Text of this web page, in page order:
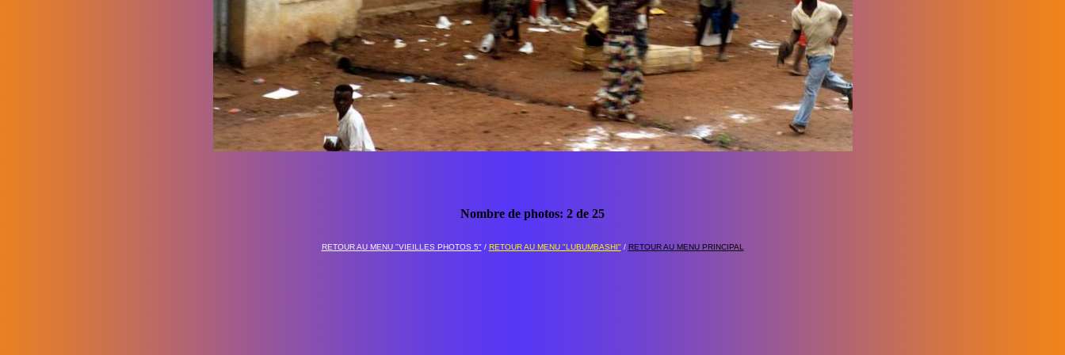
Nombre de photos: 3 de 25
RETOUR AU MENU "VIEILLES PHOTOS 5" / RETOUR AU MENU "LUBUMBASHI" / RETOUR AU MENU PRINCIPAL